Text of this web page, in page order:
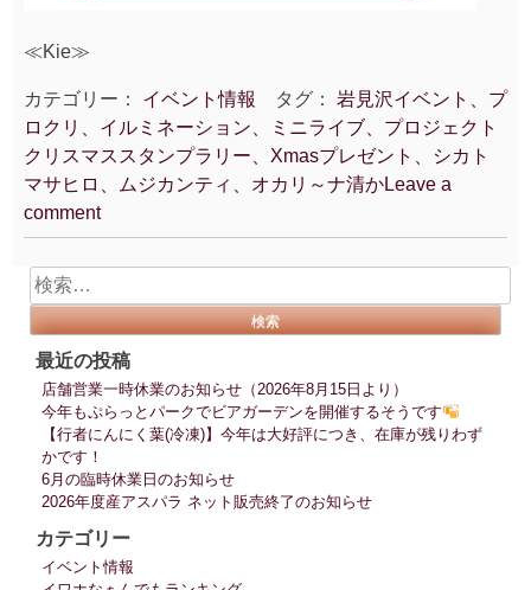
≪Kie≫
カテゴリー： イベント情報 タグ： 岩見沢イベント、プ
ロクリ、イルミネーション、ミニライブ、プロジェクト
クリスマススタンプラリー、Xmasプレゼント、シカト
マサヒロ、ムジカンティ、オカリ～ナ清かLeave a
comment
検
索:
最近の投稿
店舗営業一時休業のお知らせ（2026年8月15日より）
今年もぷらっとパークでビアガーデンを開催するそうです
【行者にんにく葉(冷凍)】今年は大好評につき、在庫が残りわず
かです！
6月の臨時休業日のお知らせ
2026年度産アスパラ ネット販売終了のお知らせ
カテゴリー
イベント情報